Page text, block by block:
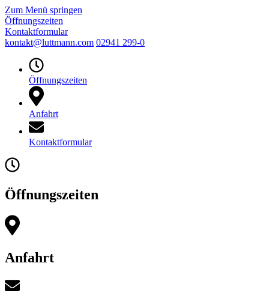
Zum Menü springen
Öffnungszeiten
Kontaktformular
kontakt@luttmann.com 02941 299-0
Öffnungszeiten
Anfahrt
Kontaktformular
Öffnungszeiten
Anfahrt